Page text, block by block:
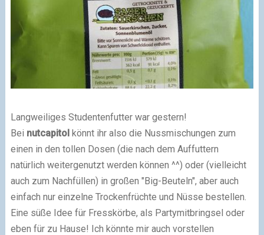
Langweiliges Studentenfutter war gestern!
Bei nutcapitolkönnt ihr also die Nussmischungen zum
einen in den tollen Dosen (die nach dem Auffuttern
natürlich weitergenutzt werden können ^^) oder (vielleicht
auch zum Nachfüllen) in großen "Big-Beuteln", aber auch
einfach nur einzelne Trockenfrüchte und Nüsse bestellen.
Eine süße Idee für Fresskörbe, als Partymitbringsel oder
eben für zu Hause! Ich könnte mir auch vorstellen